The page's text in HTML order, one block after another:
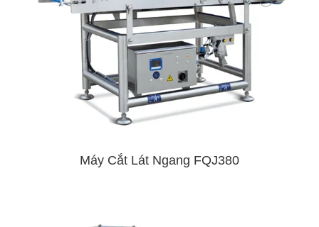
Máy Cắt Lát Ngang FQJ380